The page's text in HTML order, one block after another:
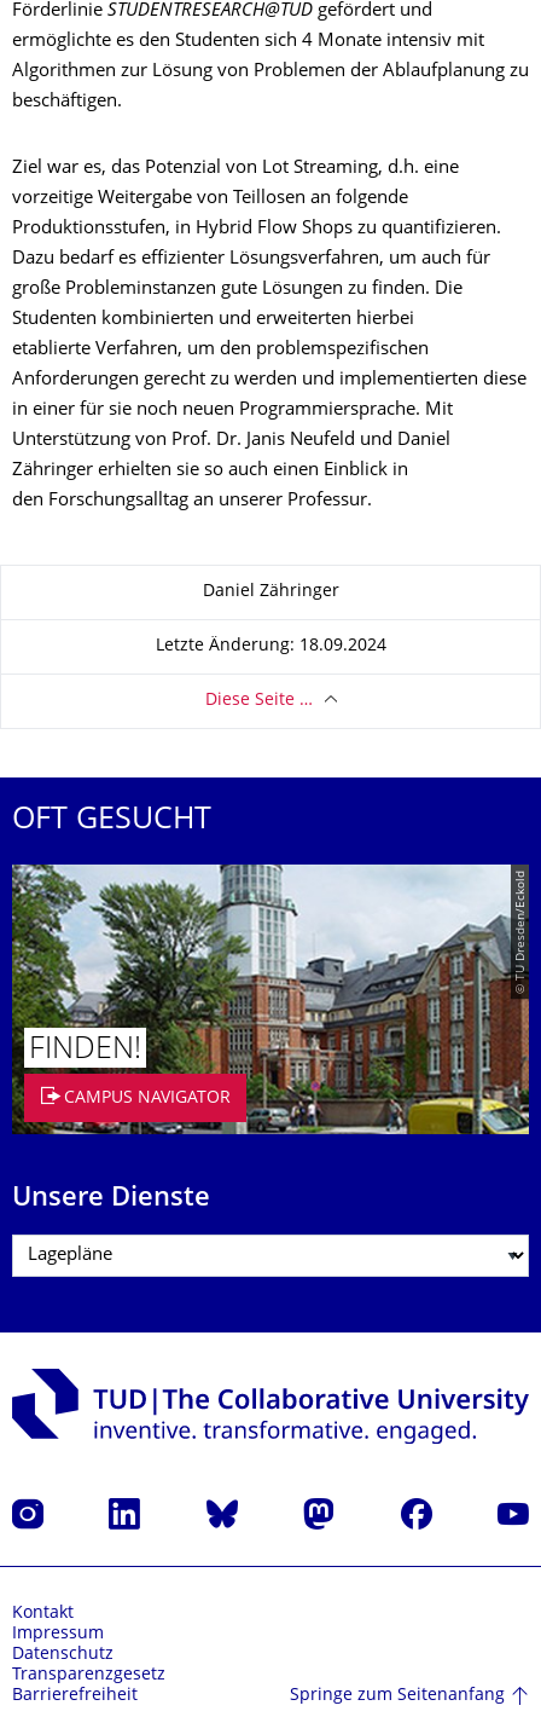
Förderlinie STUDENTRESEARCH@TUD gefördert und
ermöglichte es den Studenten sich 4 Monate intensiv mit
Algorithmen zur Lösung von Problemen der Ablaufplanung zu
beschäftigen.
Ziel war es, das Potenzial von Lot Streaming, d.h. eine
vorzeitige Weitergabe von Teillosen an folgende
Produktionsstufen, in Hybrid Flow Shops zu quantifizieren.
Dazu bedarf es effizienter Lösungsverfahren, um auch für
große Probleminstanzen gute Lösungen zu finden. Die
Studenten kombinierten und erweiterten hierbei
etablierte Verfahren, um den problemspezifischen
Anforderungen gerecht zu werden und implementierten diese
in einer für sie noch neuen Programmiersprache. Mit
Unterstützung von Prof. Dr. Janis Neufeld und Daniel
Zähringer erhielten sie so auch einen Einblick in
den Forschungsalltag an unserer Professur.
Daniel Zähringer
Letzte Änderung: 18.09.2024
Diese Seite …
OFT GESUCHT
© TU Dresden/Eckold
FINDEN!
CAMPUS NAVIGATOR
Unsere Dienste
Instagram LinkedIn Bluesky Mastodon Facebook
Kontakt
Impressum
Datenschutz
Transparenzgesetz
Barrierefreiheit
Springe zum Seitenanfang